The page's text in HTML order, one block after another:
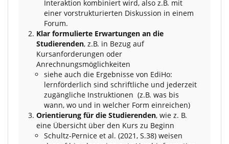
Interaktion kombiniert wird, also z.B. mit
einer vorstrukturierten Diskussion in einem
Forum.
Klar formulierte Erwartungen an die
Studierenden, z.B. in Bezug auf
Kursanforderungen oder
Anrechnungsmöglichkeiten
siehe auch die Ergebnisse von EdiHo:
lernförderlich sind schriftliche und jederzeit
zugängliche Instruktionen (z.B. was bis
wann, wo und in welcher Form einreichen)
Orientierung für die Studierenden, wie z. B.
eine Übersicht über den Kurs zu Beginn
Schultz-Pernice et al. (2021, S.38) weisen